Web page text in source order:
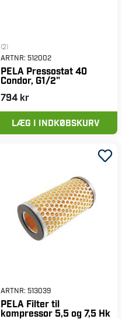
(2)
ARTNR: 512002
PELA Pressostat 40
Condor, G1/2"
794 kr
LÆG I INDKØBSKURV
ARTNR: 513039
PELA Filter til
kompressor 5,5 og 7,5 Hk